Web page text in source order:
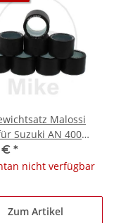
Malossi
Suzuki AN 400
2003-2019
€ *
nicht verfügbar
Zum Artikel